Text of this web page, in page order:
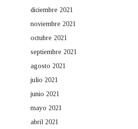
diciembre 2021
noviembre 2021
octubre 2021
septiembre 2021
agosto 2021
julio 2021
junio 2021
mayo 2021
abril 2021